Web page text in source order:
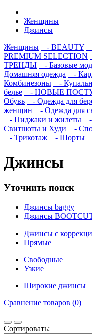
Женщины
Джинсы
Женщины
- BEAUTY
PREMIUM SELECTION
ТРЕНДЫ
- Базовые
Домашняя одежда
-
Комбинезоны
-
белье
- НОВЫЕ
Обувь
- Одежда для
женщин
- Одежда для
- Пиджаки и жилеты
-
Свитшоты и Худи
-
- Трикотаж
- Шорты
Джинсы
Уточнить поиск
Джинсы baggy
Джинсы
Джинсы с
Прямые
Свободные
Узкие
Широкие джинсы
Сравнение товаров (0)
Сортировать: